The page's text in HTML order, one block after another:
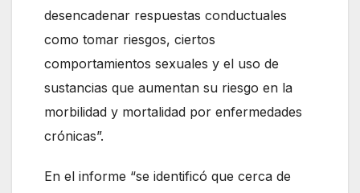
desencadenar respuestas conductuales
como tomar riesgos, ciertos
comportamientos sexuales y el uso de
sustancias que aumentan su riesgo en la
morbilidad y mortalidad por enfermedades
crónicas”.
En el informe “se identificó que cerca de